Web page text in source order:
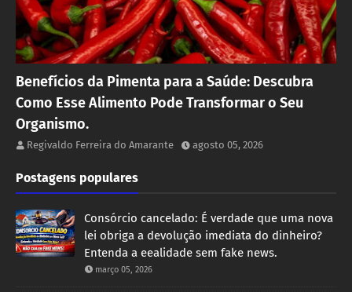
Benefícios da Pimenta para a Saúde: Descubra
Como Esse Alimento Pode Transformar o Seu
Organismo.
Regivaldo Ferreira do Amarante agosto 05, 2026
Postagens populares
Consórcio cancelado: É verdade que uma nova
lei obriga a devolução imediata do dinheiro?
Entenda a eealidade sem fake news.
março 05, 2026